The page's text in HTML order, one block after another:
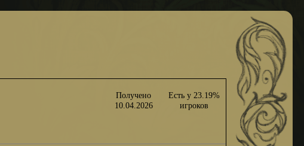
Получено
10.04.2026
Есть у 23.19%
игроков